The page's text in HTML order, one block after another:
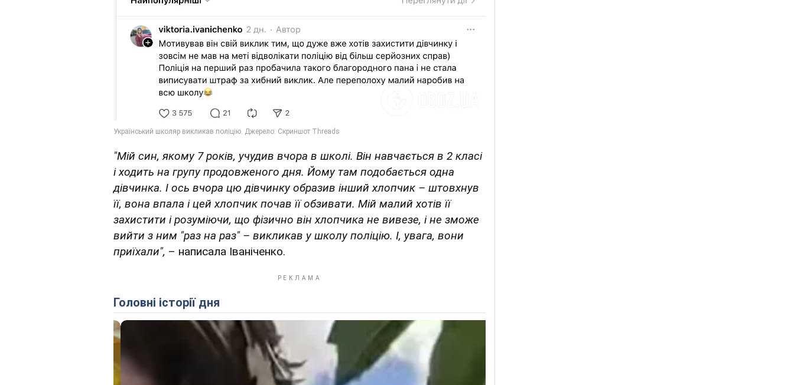
"Мій син, якому 7 років, учудив вчора в школі. Він навчається в 2 класі
і ходить на групу продовженого дня. Йому там подобається одна
дівчинка. І ось вчора цю дівчинку образив інший хлопчик – штовхнув
її, вона впала і цей хлопчик почав її обзивати. Мій малий хотів її
захистити і розуміючи, що фізично він хлопчика не вивезе, і не зможе
вийти з ним "раз на раз" – викликав у школу поліцію. І, увага, вони
приїхали", – написала Іваніченко.
Головні історії дня